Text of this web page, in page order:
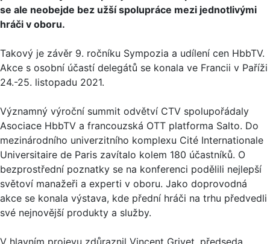
se ale neobejde bez užší spolupráce mezi jednotlivými
hráči v oboru.
Takový je závěr 9. ročníku Sympozia a udílení cen HbbTV.
Akce s osobní účastí delegátů se konala ve Francii v Paříži
24.-25. listopadu 2021.
Významný výroční summit odvětví CTV spolupořádaly
Asociace HbbTV a francouzská OTT platforma Salto. Do
mezinárodního univerzitního komplexu Cité Internationale
Universitaire de Paris zavítalo kolem 180 účastníků. O
bezprostřední poznatky se na konferenci podělili nejlepší
světoví manažeři a experti v oboru. Jako doprovodná
akce se konala výstava, kde přední hráči na trhu předvedli
své nejnovější produkty a služby.
V hlavním projevu zdůraznil Vincent Grivet, předseda